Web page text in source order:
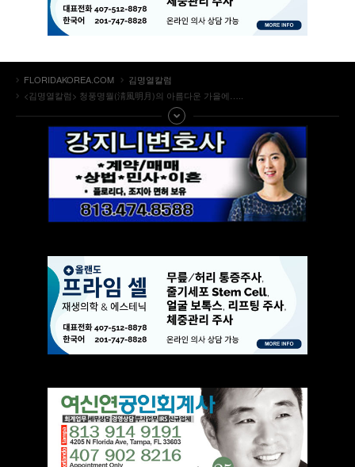
FLORIDAKOREA.COM
김명열칼럼
<김명열칼럼> 청풍명월(淸風明月)의 아름다운 가을에…..